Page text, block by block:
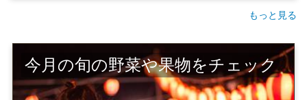
もっと見る
今月の旬の野菜や果物をチェック